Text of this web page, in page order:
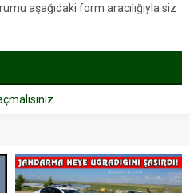
aşağıdaki form aracılığıyla siz